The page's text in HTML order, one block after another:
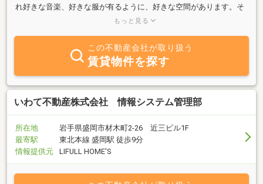
れ好きな音楽、好きな服が有るように、好きな空間があります。そ
の人にとってかけがえのない『ワクワクできる場所をマッチングす
イコンから弊社ホームページへお入りください(^^)/
もっと見る
この不動産会社が取り扱う
賃貸物件を探す
いわて不動産株式会社 情報システム管理部
所在地
岩手県盛岡市材木町2-26 近三ビル1F
最寄駅
東北本線 盛岡駅 徒歩9分
情報提供元
LIFULL HOME'S